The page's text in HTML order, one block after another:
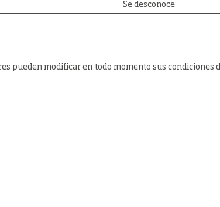
Se desconoce
pueden modificar en todo momento sus